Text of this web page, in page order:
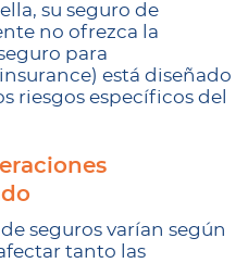
su seguro de
no ofrezca la
para
está diseñado
riesgos específicos del
seguros varían según
tanto las